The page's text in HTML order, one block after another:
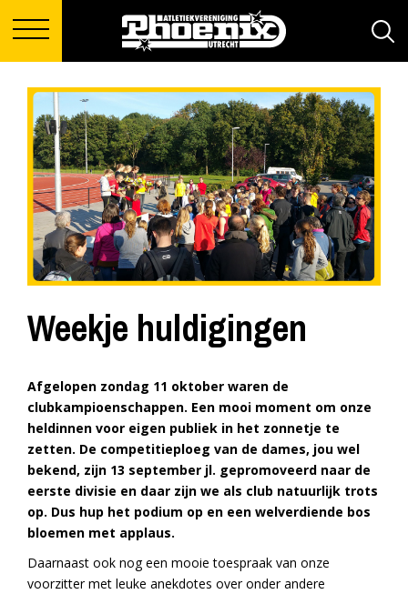
Weekje huldigingen
Afgelopen zondag 11 oktober waren de
clubkampioenschappen. Een mooi moment om onze
heldinnen voor eigen publiek in het zonnetje te
zetten. De competitieploeg van de dames, jou wel
bekend, zijn 13 september jl. gepromoveerd naar de
eerste divisie en daar zijn we als club natuurlijk trots
op. Dus hup het podium op en een welverdiende bos
bloemen met applaus.
Daarnaast ook nog een mooie toespraak van onze
voorzitter met leuke anekdotes over onder andere